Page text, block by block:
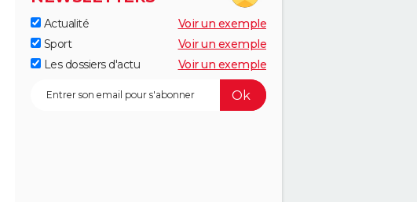
Actualité
Voir un exemple
Sport
Voir un exemple
Les dossiers d'actu
Voir un exemple